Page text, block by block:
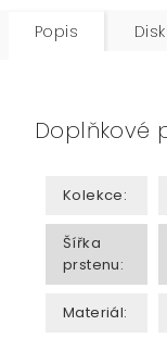
Popis
Doplňkové
Kolekce:
Šířka
prstenu:
Materiál: